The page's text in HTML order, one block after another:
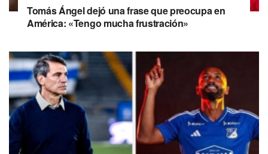
Tomás Ángel dejó una frase que preocupa en
América: «Tengo mucha frustración»